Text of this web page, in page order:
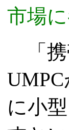
市場
「携
に小